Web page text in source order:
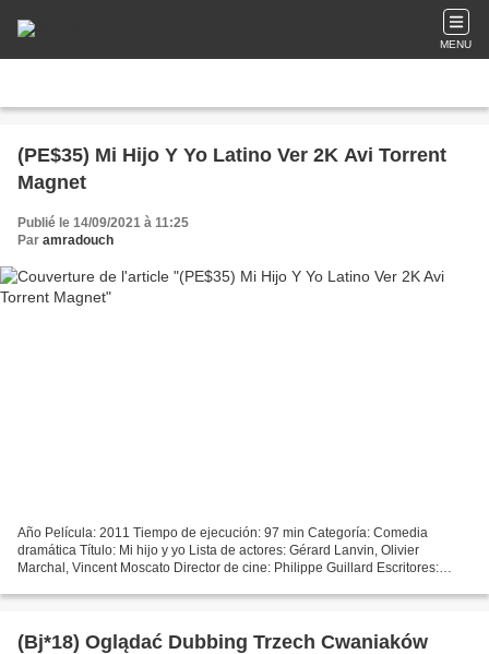
MENU
(PE$35) Mi Hijo Y Yo Latino Ver 2K Avi Torrent
Magnet
Publié le 14/09/2021 à 11:25
Par amradouch
Año Película: 2011 Tiempo de ejecución: 97 min Categoría: Comedia
dramática Título: Mi hijo y yo Lista de actores: Gérard Lanvin, Olivier
Marchal, Vincent Moscato Director de cine: Philippe Guillard Escritores:
(Bj*18) Oglądać Dubbing Trzech Cwaniaków